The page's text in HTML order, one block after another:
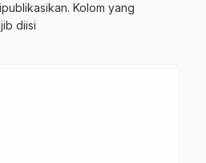
Kolom yang
diisi